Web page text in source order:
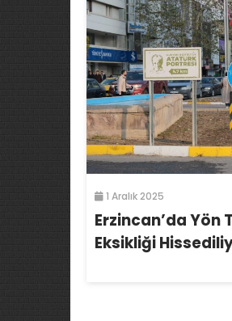
1 Aralık 2025
Erzincan’da Yön
Eksikliği